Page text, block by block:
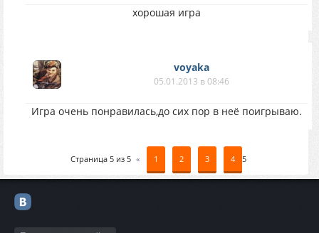
хорошая игра
voyaka
05.01.2013 в 08:46
Игра очень понравилась,до сих пор в неё поигрываю.
Страница 5 из 5 « 1 2 3 4 5